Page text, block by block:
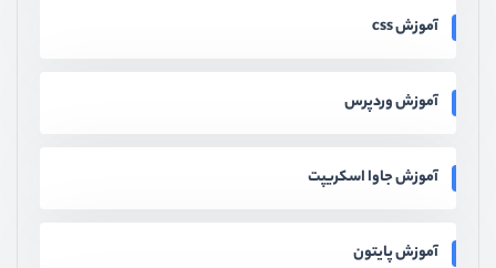
آموزش css
آموزش وردپرس
آموزش جاوا اسکریپت
آموزش پایتون